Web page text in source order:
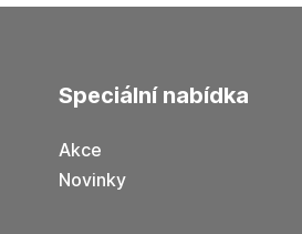
speciální nabídka
Akce
Novinky